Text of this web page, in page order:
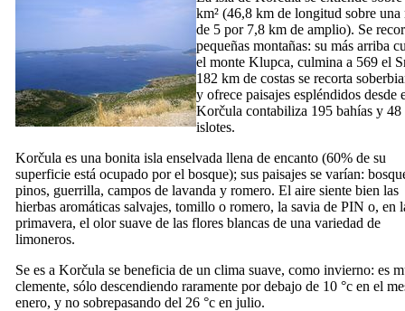
km² (46,8 km de longitud sobre una
de 5 por 7,8 km de amplio). Se
pequeñas montañas: su más arriba
el monte Klupca, culmina a 569 el
182 km de costas se recorta
y ofrece paisajes espléndidos desde
Korčula contabiliza 195 bahías y 48
islotes.
Korčula es una bonita isla enselvada llena de encanto (60% de su
superficie está ocupado por el bosque); sus paisajes se varían:
pinos, guerrilla, campos de lavanda y romero. El aire siente bien las
hierbas aromáticas salvajes, tomillo o romero, la savia de PIN o, en
primavera, el olor suave de las flores blancas de una variedad de
limoneros.
Se es a Korčula se beneficia de un clima suave, como invierno: es
clemente, sólo descendiendo raramente por debajo de 10 °c en el
enero, y no sobrepasando del 26 °c en julio.